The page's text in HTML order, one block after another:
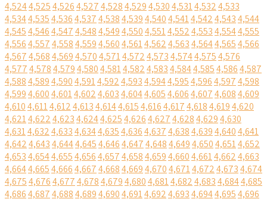
4,5244,5254,5264,5274,5284,5294,5304,5314,5324,533
4,5344,5354,5364,5374,5384,5394,5404,5414,5424,5434,544
4,5454,5464,5474,5484,5494,5504,5514,5524,5534,5544,555
4,5564,5574,5584,5594,5604,5614,5624,5634,5644,5654,566
4,5674,5684,5694,5704,5714,5724,5734,5744,5754,576
4,5774,5784,5794,5804,5814,5824,5834,5844,5854,5864,587
4,5884,5894,5904,5914,5924,5934,5944,5954,5964,5974,598
4,5994,6004,6014,6024,6034,6044,6054,6064,6074,6084,609
4,6104,6114,6124,6134,6144,6154,6164,6174,6184,6194,620
4,6214,6224,6234,6244,6254,6264,6274,6284,6294,630
4,6314,6324,6334,6344,6354,6364,6374,6384,6394,6404,641
4,6424,6434,6444,6454,6464,6474,6484,6494,6504,6514,652
4,6534,6544,6554,6564,6574,6584,6594,6604,6614,6624,663
4,6644,6654,6664,6674,6684,6694,6704,6714,6724,6734,674
4,6754,6764,6774,6784,6794,6804,6814,6824,6834,6844,685
4,6864,6874,6884,6894,6904,6914,6924,6934,6944,6954,696